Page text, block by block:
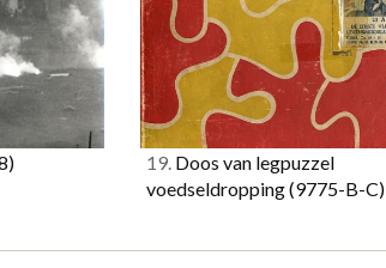
19. Doos van legpuzzel
voedseldropping(9775-B-C)